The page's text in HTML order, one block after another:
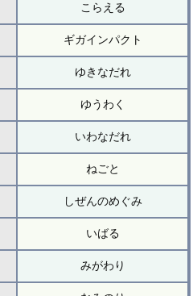
こらえる
ギガインパクト
ゆきなだれ
ゆうわく
いわなだれ
ねごと
しぜんのめぐみ
いばる
みがわり